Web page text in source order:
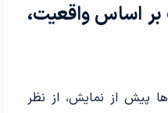
بر اساس واقعیت،
پیش از نمایش، از نظر